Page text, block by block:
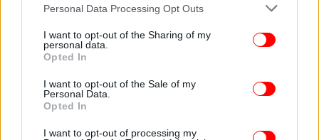
Please note that this website/app uses one or more Google
not limited to your visit or usage behaviour. You may click to
grant or deny consent to Google and its third-party tags to
use your data for below specified purposes in below Google
consent section.
Personal Data Processing Opt Outs
I want to opt-out of the Sharing of my
personal data.
Opted In
I want to opt-out of the Sale of my
Personal Data.
Opted In
I want to opt-out of processing my